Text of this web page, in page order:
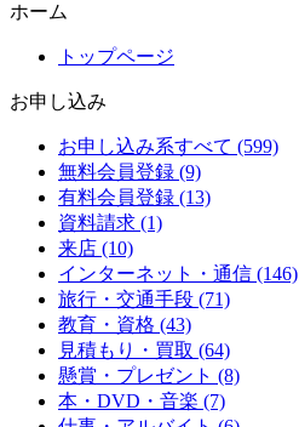
ホーム
トップページ
お申し込み
お申し込み系すべて (599)
無料会員登録 (9)
有料会員登録 (13)
資料請求 (1)
来店 (10)
インターネット・通信 (146)
旅行・交通手段 (71)
教育・資格 (43)
見積もり・買取 (64)
懸賞・プレゼント (8)
本・DVD・音楽 (7)